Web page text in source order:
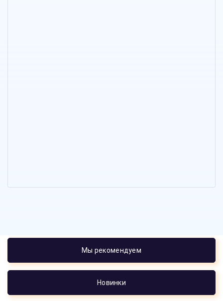
Мы рекомендуем
Новинки